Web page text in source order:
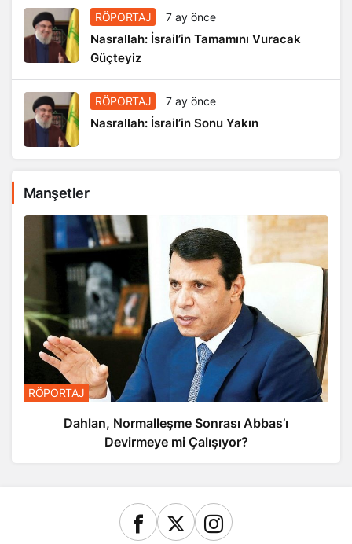
RÖPORTAJ 7 ay önce
Nasrallah: İsrail’in Tamamını Vuracak
Güçteyiz
RÖPORTAJ 7 ay önce
Nasrallah: İsrail’in Sonu Yakın
Manşetler
RÖPORTAJ
Dahlan, Normalleşme Sonrası Abbas’ı
Devirmeye mi Çalışıyor?